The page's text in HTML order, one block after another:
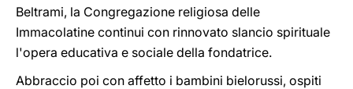
Beltrami, la Congregazione religiosa delle
Immacolatine continui con rinnovato slancio spirituale
l'opera educativa e sociale della fondatrice.
Abbraccio poi con affetto i bambini bielorussi, ospiti